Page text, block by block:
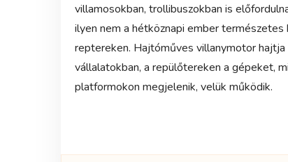
villamosokban, trollibuszokban is
ilyen nem a hétköznapi ember
reptereken. Hajtóműves villanymotor
vállalatokban, a repülőtereken a gépeket,
platformokon megjelenik, velük működik.